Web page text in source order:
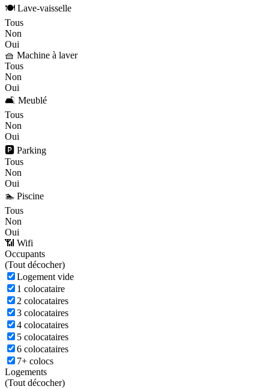
🍽️ Lave-vaisselle
Tous
Non
Oui
🧺 Machine à laver
Tous
Non
Oui
🛋️ Meublé
Tous
Non
Oui
🅿️ Parking
Tous
Non
Oui
🏊 Piscine
Tous
Non
Oui
📶 Wifi
Occupants
(Tout décocher)
Logement vide
1 colocataire
2 colocataires
3 colocataires
4 colocataires
5 colocataires
6 colocataires
7+ colocs
Logements
(Tout décocher)